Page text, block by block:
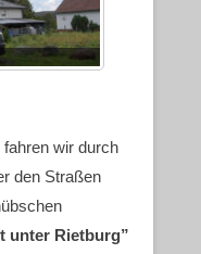
wir durch
den Straßen
unter Rietburg”